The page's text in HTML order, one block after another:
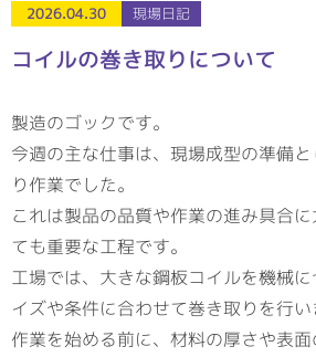
私たちのこと
特設サイト
施工実績
お問合せ
2026.04.30 現場日記
コイルの巻き取りについて
製造のゴックです。
今週の主な仕事は、現場成型の準備と
り作業でした。
これは製品の品質や作業の進み具合
ても重要な工程です。
工場では、大きな鋼板コイルを機械
イズや条件に合わせて巻き取りを行い
作業を始める前に、材料の厚さや表